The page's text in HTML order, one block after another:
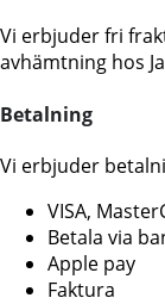
Vi erbjuder fri
avhämtning hos
Betalning
Vi erbjuder
VISA,
Betala via
Apple pay
Faktura